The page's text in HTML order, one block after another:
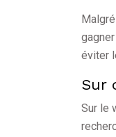
éviter
Sur
Sur le